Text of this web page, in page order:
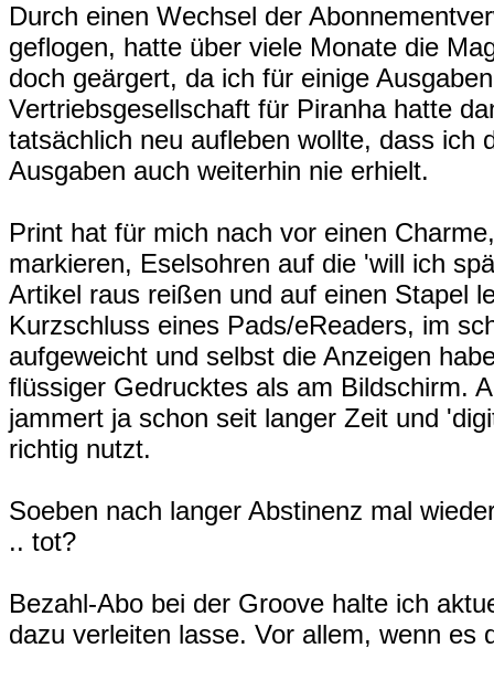
Durch einen Wechsel der
geflogen, hatte über viele Monate die
doch geärgert, da ich für einige
Vertriebsgesellschaft für Piranha hatte
tatsächlich neu aufleben wollte, dass ich
Ausgaben auch weiterhin nie erhielt.
Print hat für mich nach vor einen
markieren, Eselsohren auf die 'will ich
Artikel raus reißen und auf einen Stapel
Kurzschluss eines Pads/eReaders, im
aufgeweicht und selbst die Anzeigen
flüssiger Gedrucktes als am Bildschirm.
jammert ja schon seit langer Zeit und
richtig nutzt.
Soeben nach langer Abstinenz mal
.. tot?
Bezahl-Abo bei der Groove halte ich
dazu verleiten lasse. Vor allem, wenn es